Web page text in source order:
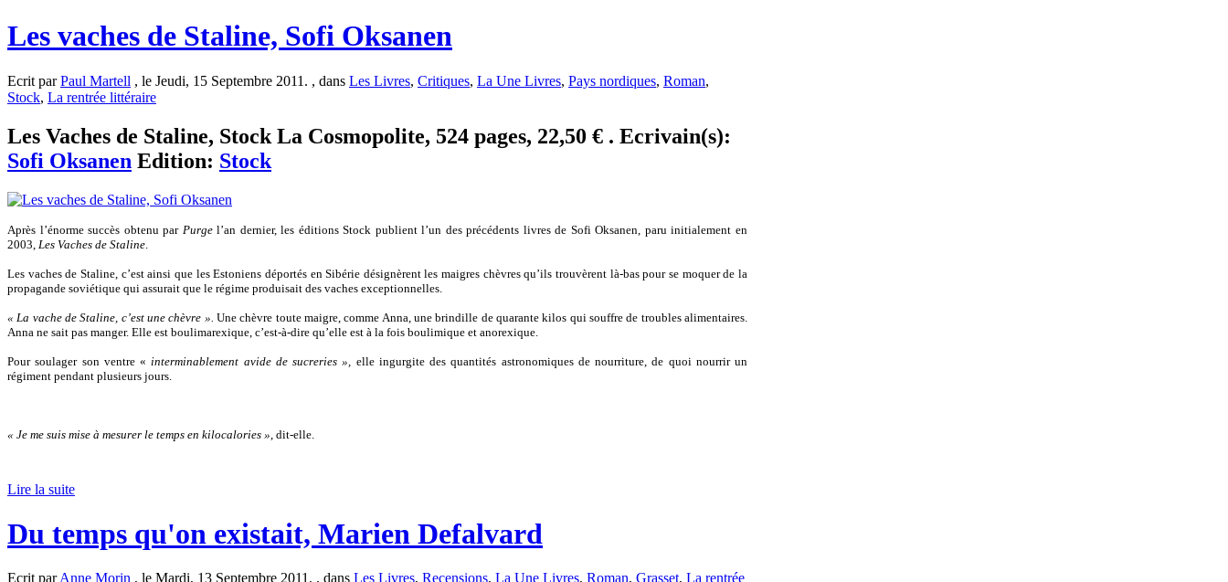
Les vaches de Staline, Sofi Oksanen
Ecrit parPaul Martell , le Jeudi, 15 Septembre 2011. , dans Les Livres, Critiques, La Une Livres, Pays nordiques, Roman,
Stock, La rentrée littéraire
Les Vaches de Staline, Stock La Cosmopolite, 524 pages, 22,50 € . Ecrivain(s):
Sofi Oksanen Edition: Stock
Après l’énorme succès obtenu par Purgel’an dernier, les éditions Stock publient l’un des précédents livres de Sofi Oksanen, paru initialement en
2003, Les Vaches de Staline
Les vaches de Staline, c’est ainsi que les Estoniens déportés en Sibérie désignèrent les maigres chèvres qu’ils trouvèrent là-bas pour se moquer de la
propagande soviétique qui assurait que le régime produisait des vaches exceptionnelles.
« La vache de Staline, c’est une chèvre ». Une chèvre toute maigre, comme Anna, une brindille de quarante kilos qui souffre de troubles alimentaires.
Anna ne sait pas manger. Elle est boulimarexique, c’est-à-dire qu’elle est à la fois boulimique et anorexique.
Pour soulager son ventre « interminablement avide de sucreries », elle ingurgite des quantités astronomiques de nourriture, de quoi nourrir un
régiment pendant plusieurs jours.
« Je me suis mise à mesurer le temps en kilocalories » , dit-elle.
Lire la suite
Du temps qu'on existait, Marien Defalvard
Ecrit parAnne Morin , le Mardi, 13 Septembre 2011. , dans Les Livres, Recensions, La Une Livres, Roman, Grasset, La rentrée